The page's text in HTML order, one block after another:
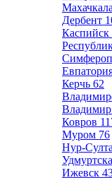
Махачкала
Дербент
Каспийск
Керчь 62
Владимир
Ковров
Муром 76
Нур-
Ижевск